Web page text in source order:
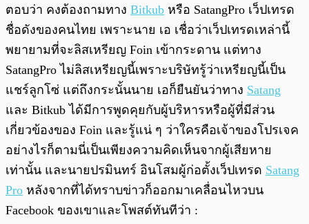
ตอบว่า คงต้องถามทาง Bitkub หรือ SatangPro เว็ปเทรด
ชื่อดังของคนไทย เพราะนาย เอ เชื่อว่าเว็ปเทรดเหล่านี้
พยายามที่จะลิสเหรียญ Foin เข้ากระดาน แต่ทาง
SatangPro ไม่ลิสเหรียญนี้เพราะบริษัทรู้ว่าเหรียญนี้เป็น
แชร์ลูกโซ่ แต่ถึงกระนั้นนาย เอก็ยืนยันว่าทาง Satang
และ Bitkub ได้มีการพูดคุยกับผู้บริหารหรือผู้ที่มีส่วน
เกี่ยวข้องของ Foin และรู้แน่ ๆ ว่าใครคือเจ้าของโปรเจค
อย่างไรก็ตามนี่เป็นเพียงความคิดเห็นจากผู้เสียหาย
เท่านั้น และนายปรมินทร์ อินโสมผู้ก่อตั้งเว็ปเทรด Satang
Pro หลังจากที่ได้ทราบข่าวก็ออกมาเคลื่อนไหวบน
Facebook ของเขาและโพสต์ทันทีว่า :